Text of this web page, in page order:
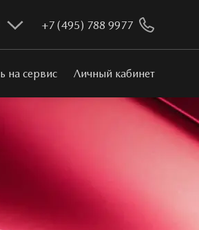
+7 (495) 788 9977
на сервис Личный кабинет